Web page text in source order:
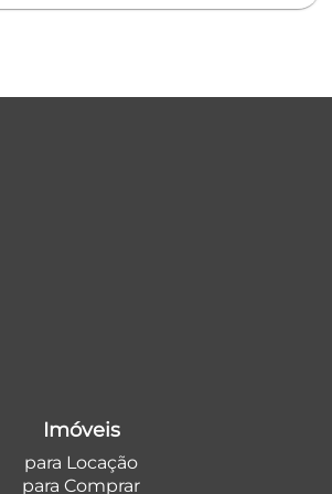
Imóveis
para Locação
para Comprar